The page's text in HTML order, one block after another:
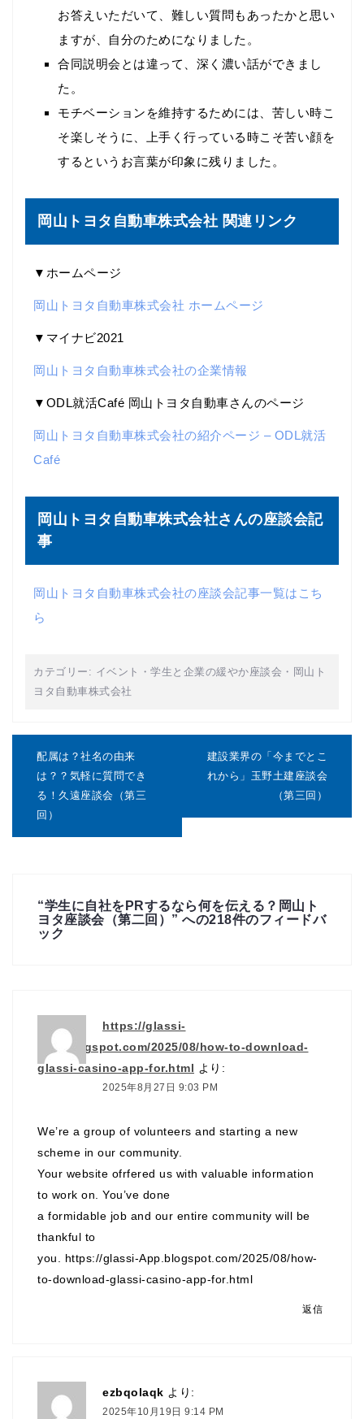
お答えいただいて、難しい質問もあったかと思い
ますが、自分のためになりました。
合同説明会とは違って、深く濃い話ができまし
た。
モチベーションを維持するためには、苦しい時こ
そ楽しそうに、上手く行っている時こそ苦い顔を
するというお言葉が印象に残りました。
岡山トヨタ自動車株式会社 関連リンク
▼ホームページ
岡山トヨタ自動車株式会社 ホームページ
▼マイナビ2021
岡山トヨタ自動車株式会社の企業情報
▼ODL就活Café 岡山トヨタ自動車さんのページ
岡山トヨタ自動車株式会社の紹介ページ – ODL就活
Café
岡山トヨタ自動車株式会社さんの座談会記
事
岡山トヨタ自動車株式会社の座談会記事一覧はこち
ら
カテゴリー: イベント ・ 学生と企業の緩やか座談会 ・ 岡山ト
ヨタ自動車株式会社
シ
配属は？社名の由来
は？？気軽に質問でき
る！久遠座談会（第三
回）
建設業界の「今までとこ
れから」玉野土建座談会
（第三回）
“学生に自社をPRするなら何を伝える？岡山ト
ヨタ座談会（第二回） ” への218件のフィードバ
ック
https://glassi-
App.blogspot.com/2025/08/how-to-download-
glassi-casino-app-for.html より:
2025年8月27日 9:03 PM
We’re a group of volunteers and starting a new
scheme in our community.
Your website ofrfered us with valuable information
to work on. You’ve done
a formidable job and our entire community will be
thankful to
you. https://glassi-App.blogspot.com/2025/08/how-
to-download-glassi-casino-app-for.html
返信
ezbqolaqk より:
2025年10月19日 9:14 PM